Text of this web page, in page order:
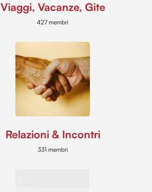
Viaggi, Vacanze, Gite
427 membri
Relazioni & Incontri
331 membri